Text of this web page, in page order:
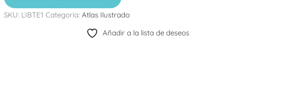
SKU: LIBTE1 Categoría: Atlas Ilustrado
Añadir a la lista de deseos